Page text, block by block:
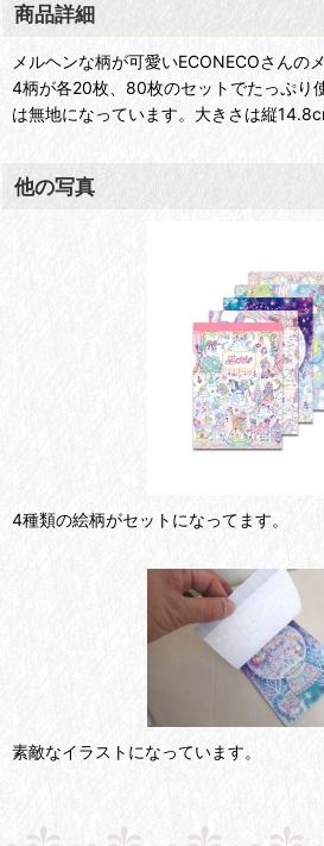
商品詳細
メルヘンな柄が可愛いECONECOさんの
4柄が各20枚、80枚のセットでたっぷり
は無地になっています。大きさは縦
他の写真
4種類の絵柄がセットになってます。
素敵なイラストになっています。